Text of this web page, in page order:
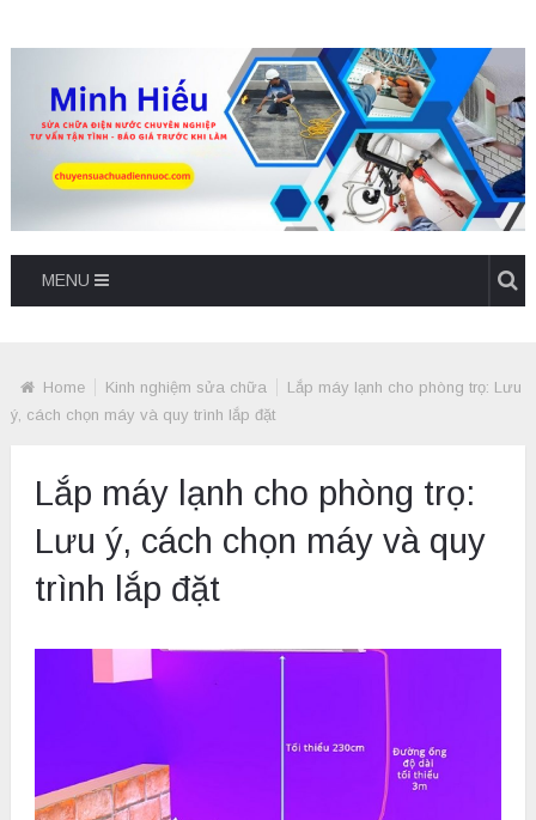
MENU
Home Kinh nghiệm sửa chữa
Lắp máy lạnh cho phòng trọ: Lưu
ý, cách chọn máy và quy trình lắp đặt
Lắp máy lạnh cho phòng trọ:
Lưu ý, cách chọn máy và quy
trình lắp đặt